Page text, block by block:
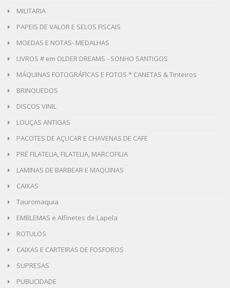
MILITARIA
PAPEIS DE VALOR E SELOS FISCAIS
MOEDAS E NOTAS- MEDALHAS
LIVROS # em OLDER DREAMS - SONHO SANTIGOS
MÁQUINAS FOTOGRÁFICAS E FOTOS * CANETAS & Tinteiros
BRINQUEDOS
DISCOS VINIL
LOUÇAS ANTIGAS
PACOTES DE AÇUCAR E CHAVENAS DE CAFE
PRÉ FILATELIA, FILATELIA, MARCOFILIA
LAMINAS DE BARBEAR E MAQUINAS
CAIXAS
Tauromaquia
EMBLEMAS e Alfinetes de Lapela
ROTULOS
CAIXAS E CARTEIRAS DE FOSFOROS
SUPRESAS
PUBLICIDADE